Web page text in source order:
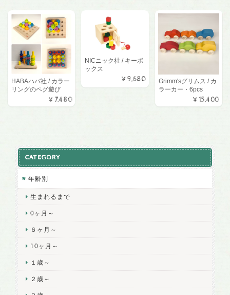
HABAハバ社 / カラー
リングのペグ遊び
¥7,480
NICニック社 / キーボ
ックス
¥9,680
Grimm'sグリムス / カ
ラーカー・6pcs
¥15,400
CATEGORY
年齢別
生まれるまで
0ヶ月～
６ヶ月～
10ヶ月～
１歳～
２歳～